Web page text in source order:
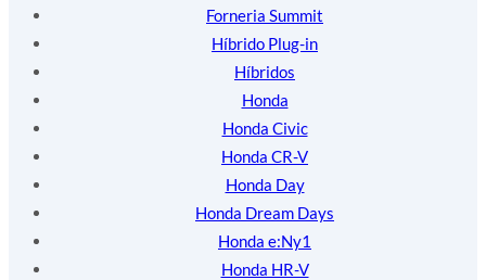
Forneria Summit
Híbrido Plug-in
Híbridos
Honda
Honda Civic
Honda CR-V
Honda Day
Honda Dream Days
Honda e:Ny1
Honda HR-V